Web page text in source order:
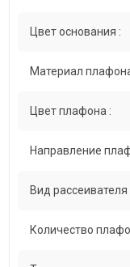
Цвет основания :
Материал
Цвет плафона :
Направление
Вид рассеивателя
Количество